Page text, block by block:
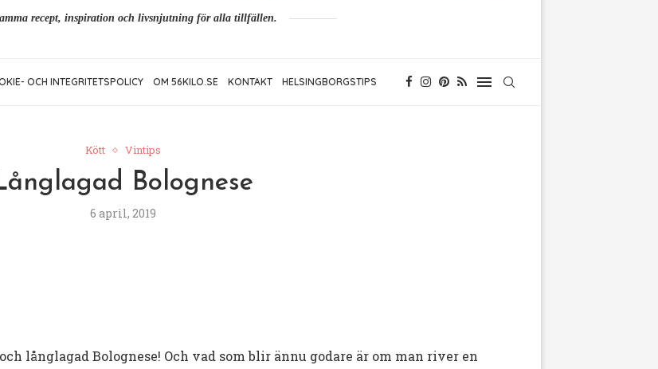
recept, inspiration och livsnjutning för alla tillfällen.
OCH INTEGRITETSPOLICY OM 56KILO.SE KONTAKT HELSINGBORGSTIPS
Kött Vintips
Bolognese
6 april, 2019
långlagad Bolognese! Och vad som blir ännu godare är om man river en